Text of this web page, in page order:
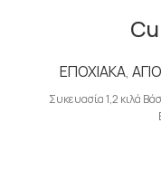
ΕΠΟΧΙΑΚΑ,
Συκευασία 1,2 κιλά